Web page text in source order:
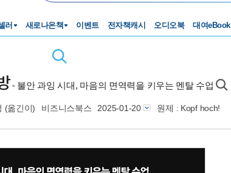
러 새로나온책 이벤트 전자책캐시 오디오북 대여eBook
- 불안 과잉 시대, 마음의 면역력을 키우는 멘탈 수업
(옮긴이) 비즈니스북스 2025-01-20 원제 : Kopf hoch!